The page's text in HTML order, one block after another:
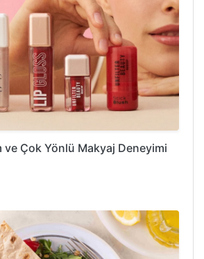
ve Çok Yönlü Makyaj Deneyimi